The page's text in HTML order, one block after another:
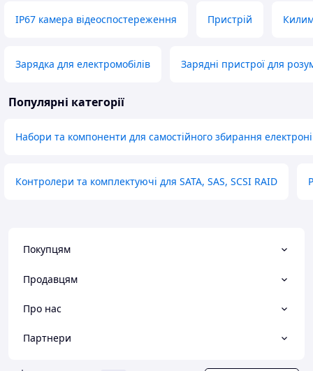
IP67 камера відеоспостереження Пристрій
Зарядка для електромобілів Зарядні пристрої для
Популярні категорії
Набори та компоненти для самостійного збирання
Контролери та комплектуючі для SATA, SAS, SCSI RAID
Покупцям
Продавцям
Про нас
Партнери